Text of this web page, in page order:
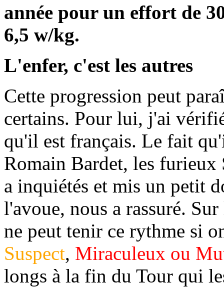
année pour un effort de
6,5 w/kg.
L'enfer, c'est les autres
Cette progression peut
certains. Pour lui, j'ai
qu'il est français. Le fait
Romain Bardet, les furieux
a inquiétés et mis un petit
l'avoue, nous a rassuré.
ne peut tenir ce rythme si
Suspect, Miraculeux ou
longs à la fin du Tour qui